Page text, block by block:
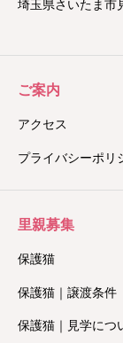
埼玉県さいたま市
ご案内
アクセス
プライバシーポリ
里親募集
保護猫
保護猫｜譲渡条件
保護猫｜見学につ